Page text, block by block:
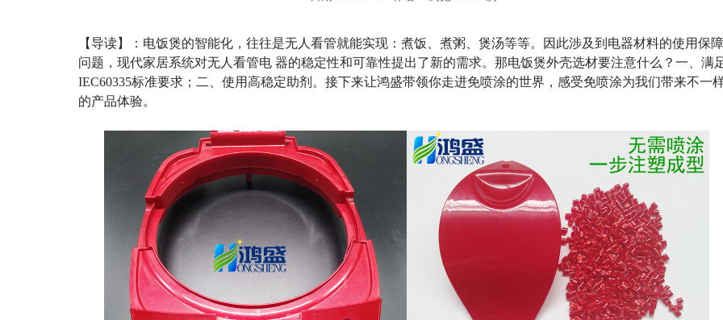
【导读】：电饭煲的智能化，往往是无人看管就能实现：煮饭、煮粥、煲汤等等。因此涉及到电器材料的使用保障
问题，现代家居系统对无人看管电 器的稳定性和可靠性提出了新的需求。那电饭煲外壳选材要注意什么？一、满
IEC60335标准要求；二、使用高稳定助剂。接下来让鸿盛带领你走进免喷涂的世界，感受免喷涂为我们带来不一
的产品体验。